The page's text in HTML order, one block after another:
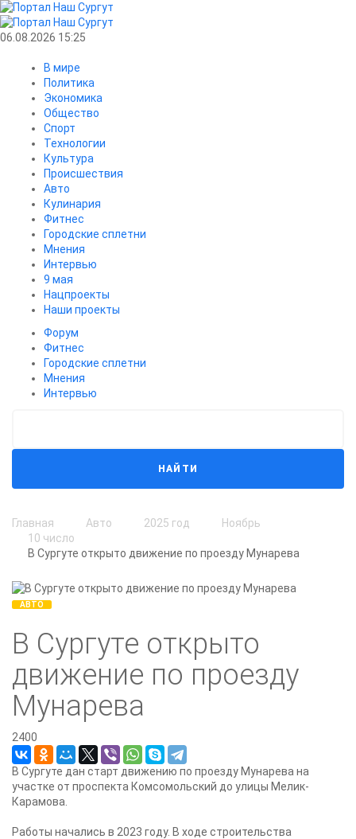
06.08.2026 15:25
В мире
Политика
Экономика
Общество
Спорт
Технологии
Культура
Происшествия
Авто
Кулинария
Фитнес
Городские сплетни
Мнения
Интервью
9 мая
Нацпроекты
Наши проекты
Форум
Фитнес
Городские сплетни
Мнения
Интервью
НАЙТИ
Главная Авто 2025 год
Ноябрь
10 число
В Сургуте открыто движение по проезду Мунарева
АВТО
В Сургуте открыто
движение по проезду
Мунарева
2400
В Сургуте дан старт движению по проезду Мунарева на
участке от проспекта Комсомольский до улицы Мелик-
Карамова.
Работы начались в 2023 году. В ходе строительства